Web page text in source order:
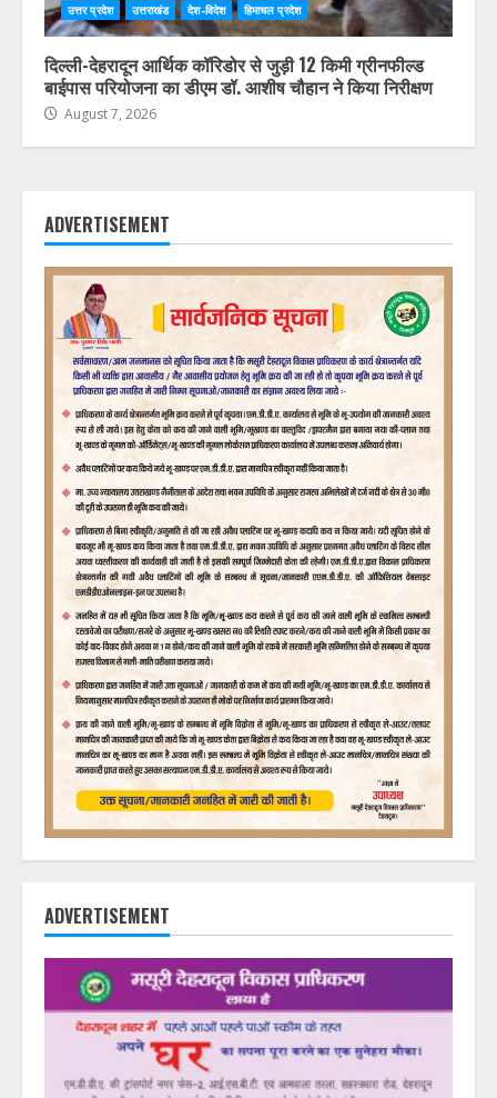
उत्तर प्रदेश उत्तराखंड देश-विदेश हिमाचल प्रदेश
दिल्ली-देहरादून आर्थिक कॉरिडोर से जुड़ी 12 किमी ग्रीनफील्ड
बाईपास परियोजना का डीएम डॉ. आशीष चौहान ने किया निरीक्षण
August 7, 2026
ADVERTISEMENT
ADVERTISEMENT